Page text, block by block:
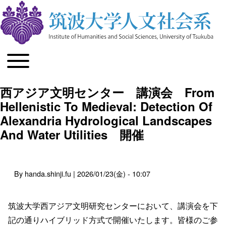
メインナビゲーション
Toggle main menu
西アジア文明センター 講演会 From
Hellenistic To Medieval: Detection Of
Alexandria Hydrological Landscapes
And Water Utilities 開催
By handa.shinji.fu | 2026/01/23(金) - 10:07
筑波大学西アジア文明研究センターにおいて、講演会を下
記の通りハイブリッド方式で開催いたします。皆様のご参